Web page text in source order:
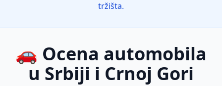
tržišta.
🚗 Ocena automobila
u Srbiji i Crnoj Gori